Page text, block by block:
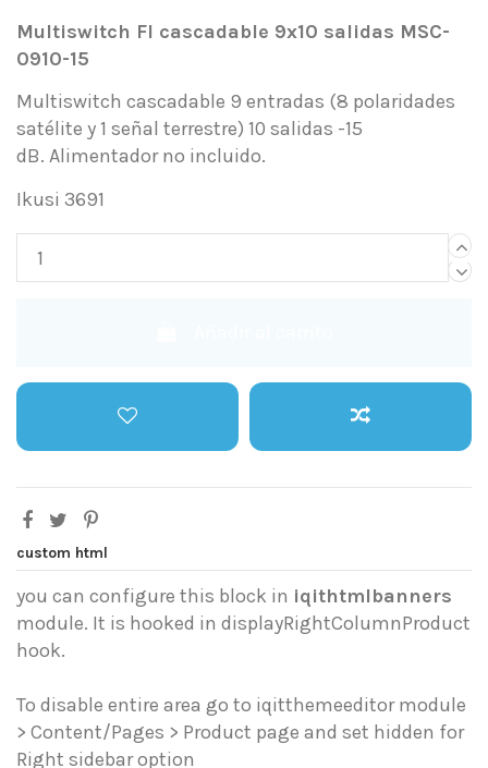
Multiswitch FI cascadable 9x10 salidas MSC-
0910-15
Multiswitch cascadable 9 entradas (8 polaridades
satélite y 1 señal terrestre) 10 salidas -15
dB. Alimentador no incluido.
Ikusi 3691
custom html
you can configure this block in iqithtmlbanners
module. It is hooked in displayRightColumnProduct
hook.
To disable entire area go to iqitthemeeditor module
> Content/Pages > Product page and set hidden for
Right sidebar option